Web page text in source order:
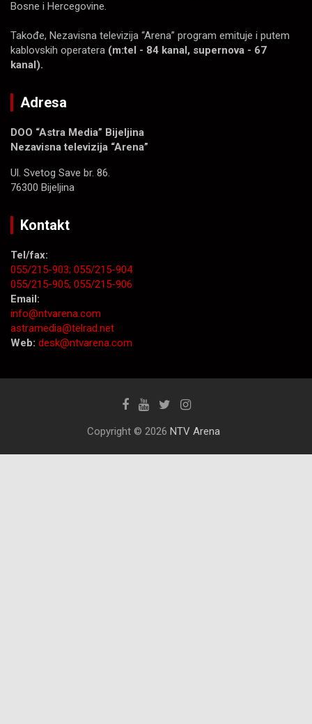
Bosne i Hercegovine.
Takođe, Nezavisna televizija “Arena” program emituje i putem
kablovskih operatera (m:tel - 84 kanal, supernova - 67
kanal).
Adresa
DOO “Astra Media” Bijeljina
Nezavisna televizija “Arena”
Ul. Svetog Save br. 86.
76300 Bijeljina
Kontakt
Tel/fax:
055/215-903; 055/215-904
055/215-905; 055/215-906
Email:
info@ntvarena.com
astramedia@telrad.net
Web: desk@ntvarena.com
Copyright © 2026 NTV Arena